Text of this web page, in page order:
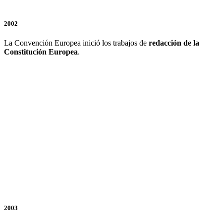
2002
La Convención Europea inició los trabajos de redacción de la
Constitución Europea.
2003